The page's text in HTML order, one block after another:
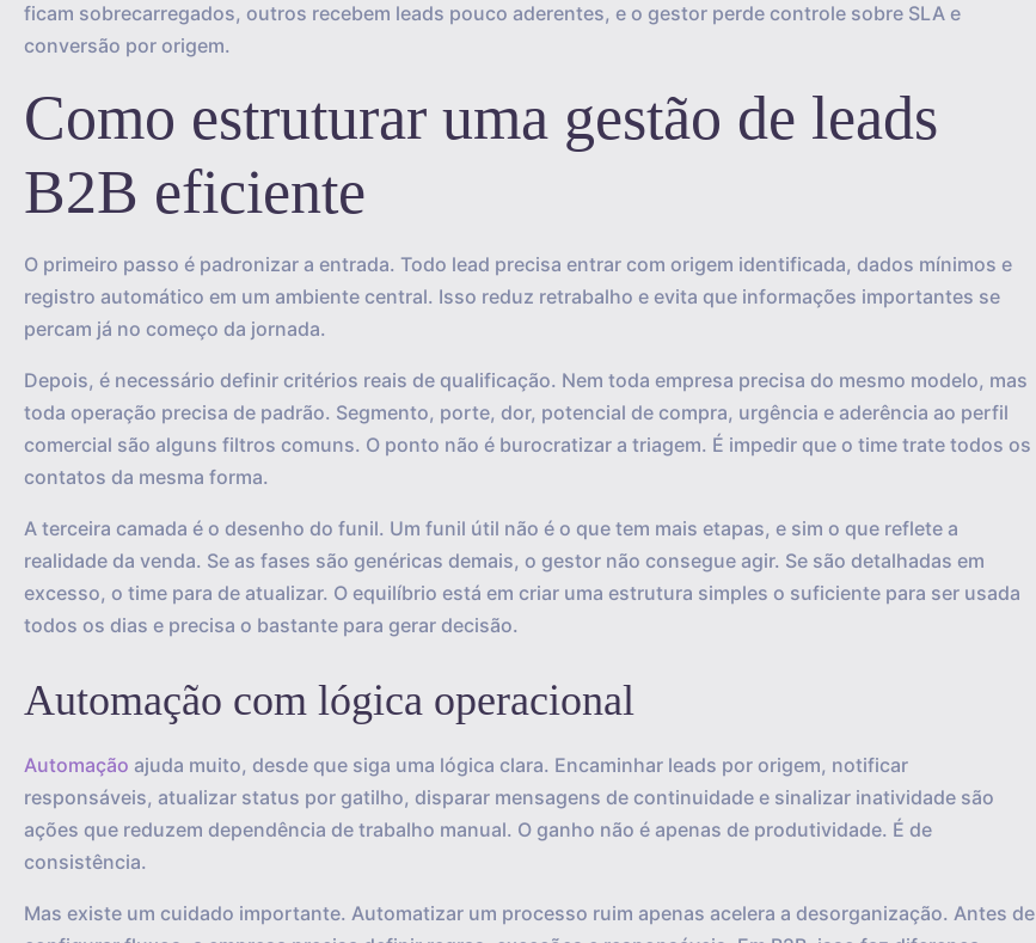
ficam sobrecarregados, outros recebem leads pouco aderentes, e o gestor perde controle sobre SLA e
conversão por origem.
Como estruturar uma gestão de leads
B2B eficiente
O primeiro passo é padronizar a entrada. Todo lead precisa entrar com origem identificada, dados mínimos e
registro automático em um ambiente central. Isso reduz retrabalho e evita que informações importantes se
percam já no começo da jornada.
Depois, é necessário definir critérios reais de qualificação. Nem toda empresa precisa do mesmo modelo, mas
toda operação precisa de padrão. Segmento, porte, dor, potencial de compra, urgência e aderência ao perfil
comercial são alguns filtros comuns. O ponto não é burocratizar a triagem. É impedir que o time trate todos os
contatos da mesma forma.
A terceira camada é o desenho do funil. Um funil útil não é o que tem mais etapas, e sim o que reflete a
realidade da venda. Se as fases são genéricas demais, o gestor não consegue agir. Se são detalhadas em
excesso, o time para de atualizar. O equilíbrio está em criar uma estrutura simples o suficiente para ser usada
todos os dias e precisa o bastante para gerar decisão.
Automação com lógica operacional
Automação ajuda muito, desde que siga uma lógica clara. Encaminhar leads por origem, notificar
responsáveis, atualizar status por gatilho, disparar mensagens de continuidade e sinalizar inatividade são
ações que reduzem dependência de trabalho manual. O ganho não é apenas de produtividade. É de
consistência.
Mas existe um cuidado importante. Automatizar um processo ruim apenas acelera a desorganização. Antes de